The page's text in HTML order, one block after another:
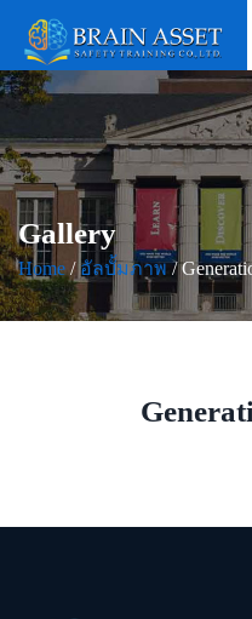
Gallery
Home/ อัลบั้มภาพ/